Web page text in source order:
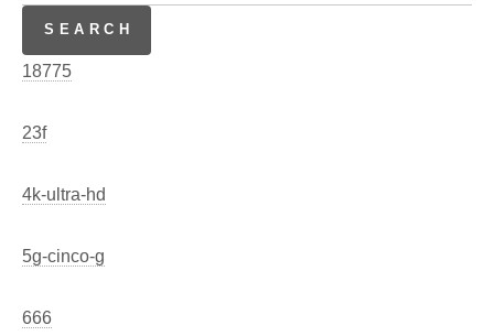
18775
23f
4k-ultra-hd
5g-cinco-g
666